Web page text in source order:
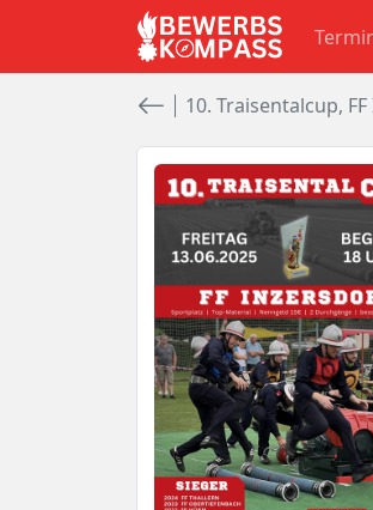
10. Traisentalcup,